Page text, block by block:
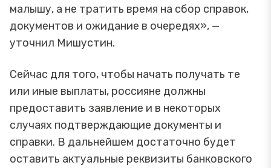
малышу, а не тратить время на сбор справок,
документов и ожидание в очередях», —
уточнил Мишустин.
Сейчас для того, чтобы начать получать те
или иные выплаты, россияне должны
предоставить заявление и в некоторых
случаях подтверждающие документы и
справки. В дальнейшем достаточно будет
оставить актуальные реквизиты банковского